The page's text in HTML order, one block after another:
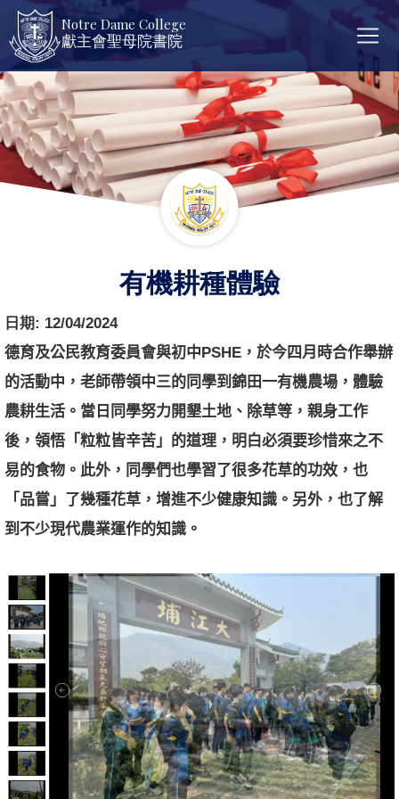
Notre Dame College
獻主會聖母院書院
有機耕種體驗
日期: 12/04/2024
德育及公民教育委員會與初中PSHE ， 於今四月時合作舉辦
的活動中， 老師帶領中三的同學到錦田一有機農場，體驗
農耕生活。 當日同學努力開墾土地、除草等，親身工作
後，領悟「粒粒皆辛苦」 的道理，明白必須要珍惜來之不
易的食物。此外， 同學們也學習了很多花草的功效，也
「品嘗」了幾種花草， 增進不少健康知識。另外，也了解
到不少現代農業運作的知識。